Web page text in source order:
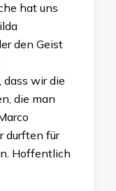
hat uns
den Geist
dass wir die
die man
durften für
Hoffentlich